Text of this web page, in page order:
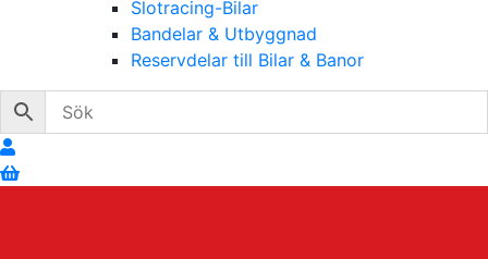
Slotracing-Bilar
Bandelar & Utbyggnad
Reservdelar till Bilar & Banor